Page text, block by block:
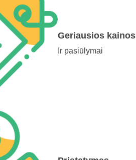
Geriausios kainos
Ir pasiūlymai